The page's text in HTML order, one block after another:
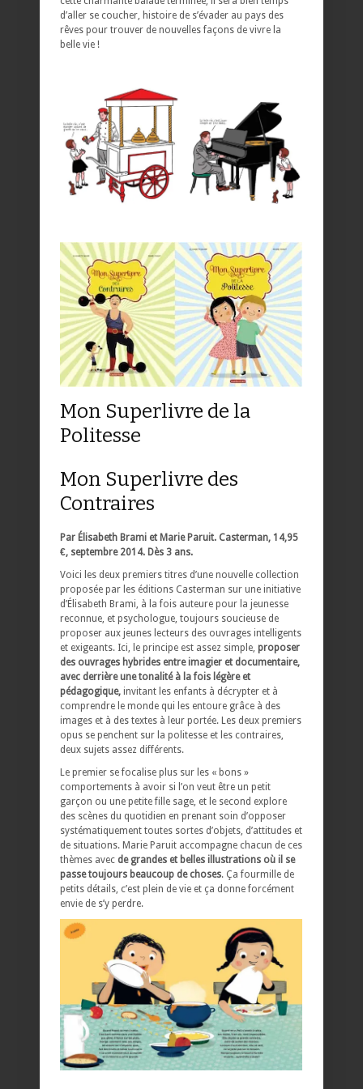
d’aller se coucher, histoire de s’évader au pays des
rêves pour trouver de nouvelles façons de vivre la
belle vie !
Mon Superlivre de la
Politesse
Mon Superlivre des
Contraires
Par Élisabeth Brami et Marie Paruit. Casterman, 14,95
€, septembre 2014. Dès 3 ans.
Voici les deux premiers titres d’une nouvelle collection
proposée par les éditions Casterman sur une initiative
d’Élisabeth Brami, à la fois auteure pour la jeunesse
reconnue, et psychologue, toujours soucieuse de
proposer aux jeunes lecteurs des ouvrages intelligents
et exigeants. Ici, le principe est assez simple, proposer
des ouvrages hybrides entre imagier et documentaire,
avec derrière une tonalité à la fois légère et
pédagogique, invitant les enfants à décrypter et à
comprendre le monde qui les entoure grâce à des
images et à des textes à leur portée. Les deux premiers
opus se penchent sur la politesse et les contraires,
deux sujets assez différents.
Le premier se focalise plus sur les « bons »
comportements à avoir si l’on veut être un petit
garçon ou une petite fille sage, et le second explore
des scènes du quotidien en prenant soin d’opposer
systématiquement toutes sortes d’objets, d’attitudes et
de situations. Marie Paruit accompagne chacun de ces
thèmes avec de grandes et belles illustrations où il se
passe toujours beaucoup de choses. Ça fourmille de
petits détails, c’est plein de vie et ça donne forcément
envie de s’y perdre.